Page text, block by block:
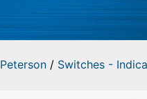
Peterson/ Switches -